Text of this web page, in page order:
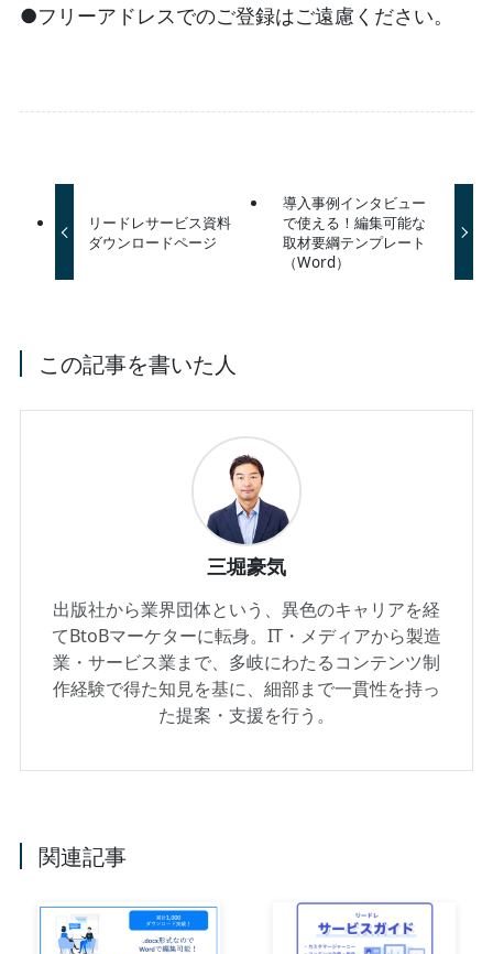
●フリーアドレスでのご登録はご遠慮ください。
リードレサービス資料
ダウンロードページ
導入事例インタビュー
で使える！編集可能な
取材要綱テンプレート
（Word）
この記事を書いた人
三堀豪気
出版社から業界団体という、異色のキャリアを経
てBtoBマーケターに転身。IT・メディアから製造
業・サービス業まで、多岐にわたるコンテンツ制
作経験で得た知見を基に、細部まで一貫性を持っ
た提案・支援を行う。
関連記事